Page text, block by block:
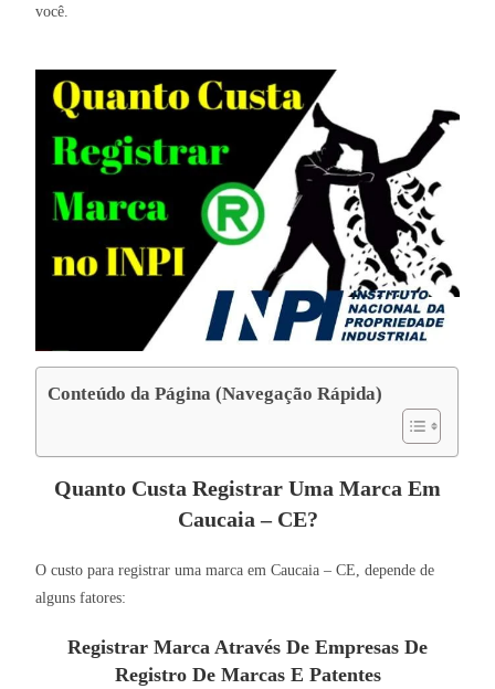
você.
Conteúdo da Página (Navegação Rápida)
Quanto Custa Registrar Uma Marca Em
Caucaia – CE?
O custo para registrar uma marca em Caucaia – CE, depende de
alguns fatores:
Registrar Marca Através De Empresas De
Registro De Marcas E Patentes